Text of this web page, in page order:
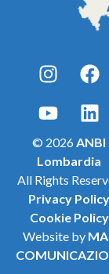
© 2026ANBI
Lombardia
All Rights
Privacy Policy
Cookie Policy
Website by